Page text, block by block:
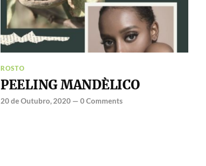
ROSTO
PEELING MANDÈLICO
20 de Outubro, 2020— 0 Comments